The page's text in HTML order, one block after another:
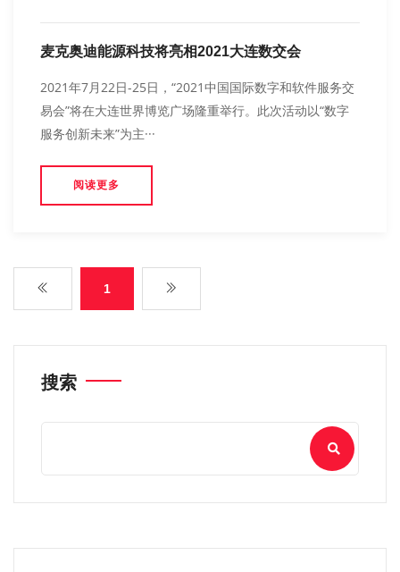
麦克奥迪能源科技将亮相2021大连数交会
2021年7月22日-25日，“2021中国国际数字和软件服务交
易会”将在大连世界博览广场隆重举行。此次活动以“数字
服务创新未来”为主···
阅读更多
1
搜索